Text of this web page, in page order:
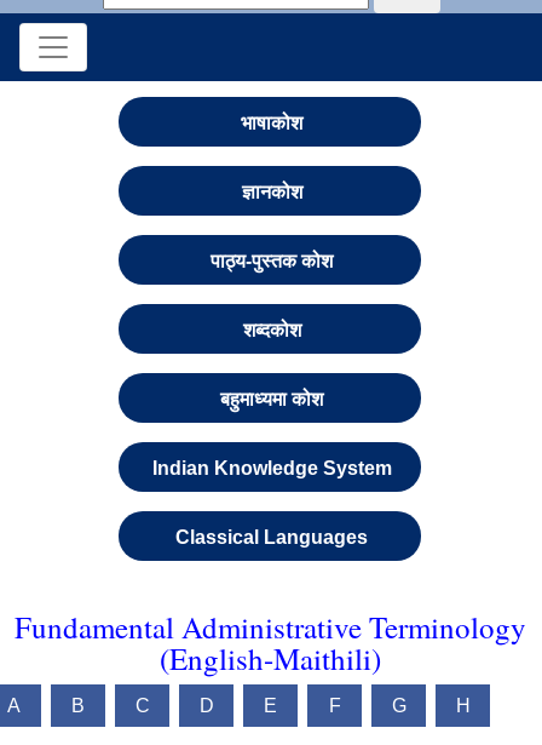
भाषाकोश
ज्ञानकोश
पाठ्य-पुस्तक कोश
शब्दकोश
बहुमाध्यमा कोश
Indian Knowledge System
Classical Languages
Fundamental Administrative Terminology
(English-Maithili)
A B C D E F G H